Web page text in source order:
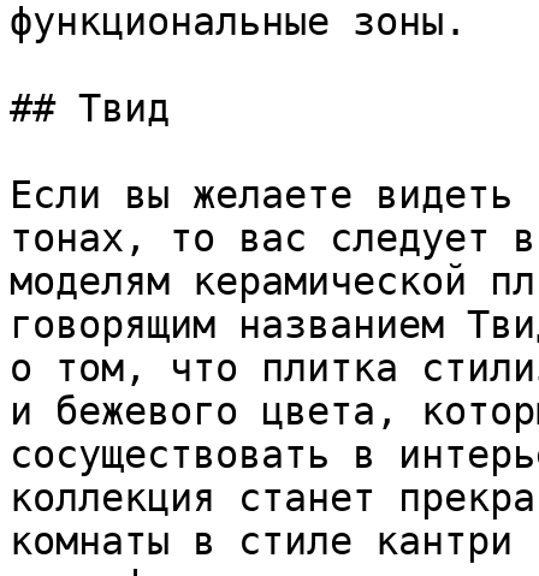
функциональные зоны.
## Твид
Если вы желаете
тонах, то вас следует
моделям керамической
говорящим названием
о том, что плитка
и бежевого цвета,
сосуществовать в
коллекция станет
комнаты в стиле